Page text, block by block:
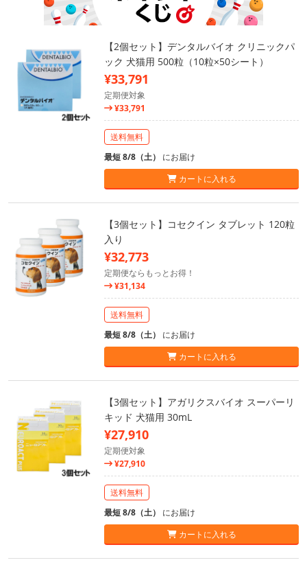
【2個セット】デンタルバイオ クリニックパ
ック 犬猫用 500粒（10粒×50シート）
¥33,791
定期便対象
¥33,791
送料無料
最短 8/8（土） にお届け
カートに入れる
【3個セット】コセクイン タブレット 120粒
入り
¥32,773
定期便ならもっとお得！
¥31,134
送料無料
最短 8/8（土） にお届け
カートに入れる
【3個セット】アガリクスバイオ スーパーリ
キッド 犬猫用 30mL
¥27,910
定期便対象
¥27,910
送料無料
最短 8/8（土） にお届け
カートに入れる